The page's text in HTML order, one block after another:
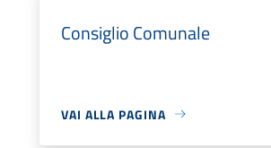
Consiglio Comunale
VAI ALLA PAGINA